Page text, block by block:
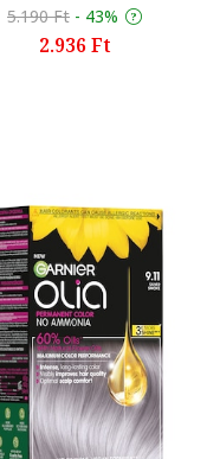
5.190 Ft - 43%
2.936 Ft